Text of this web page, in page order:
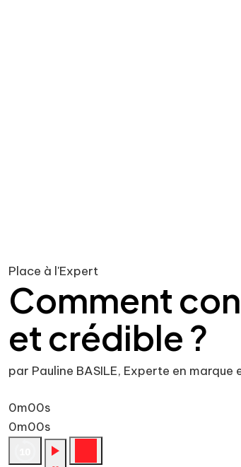
Place à l'Expert
Comment
et crédible ?
par Pauline BASILE, Experte en marque
0m00s
0m00s